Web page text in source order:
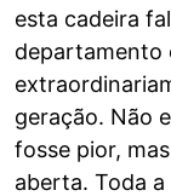
esta cadeira
departamento
geração. Não
fosse pior,
aberta. Toda